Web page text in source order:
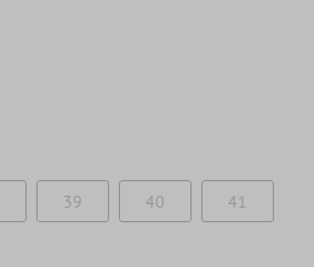
39 40 41